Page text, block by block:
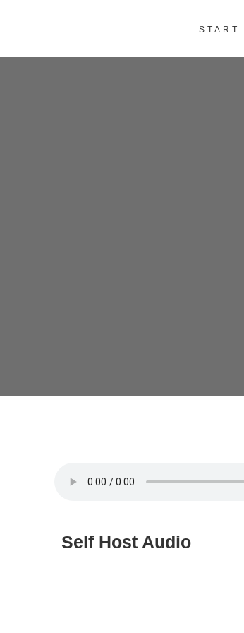
START
Self Host Audio